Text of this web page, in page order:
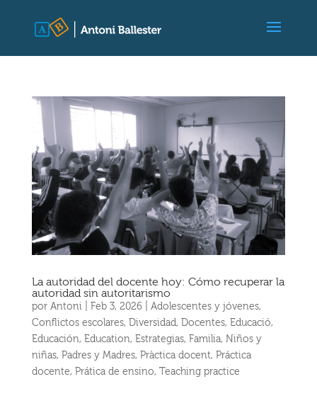
La autoridad del docente hoy: Cómo recuperar la
autoridad sin autoritarismo
por Antoni Feb 3, 2026| Adolescentes y jóvenes,
Conflictos escolares, Diversidad, Docentes, Educació,
Educación, Education, Estrategias, Familia, Niños y
niñas, Padres y Madres, Pràctica docent, Práctica
docente, Prática de ensino, Teaching practice